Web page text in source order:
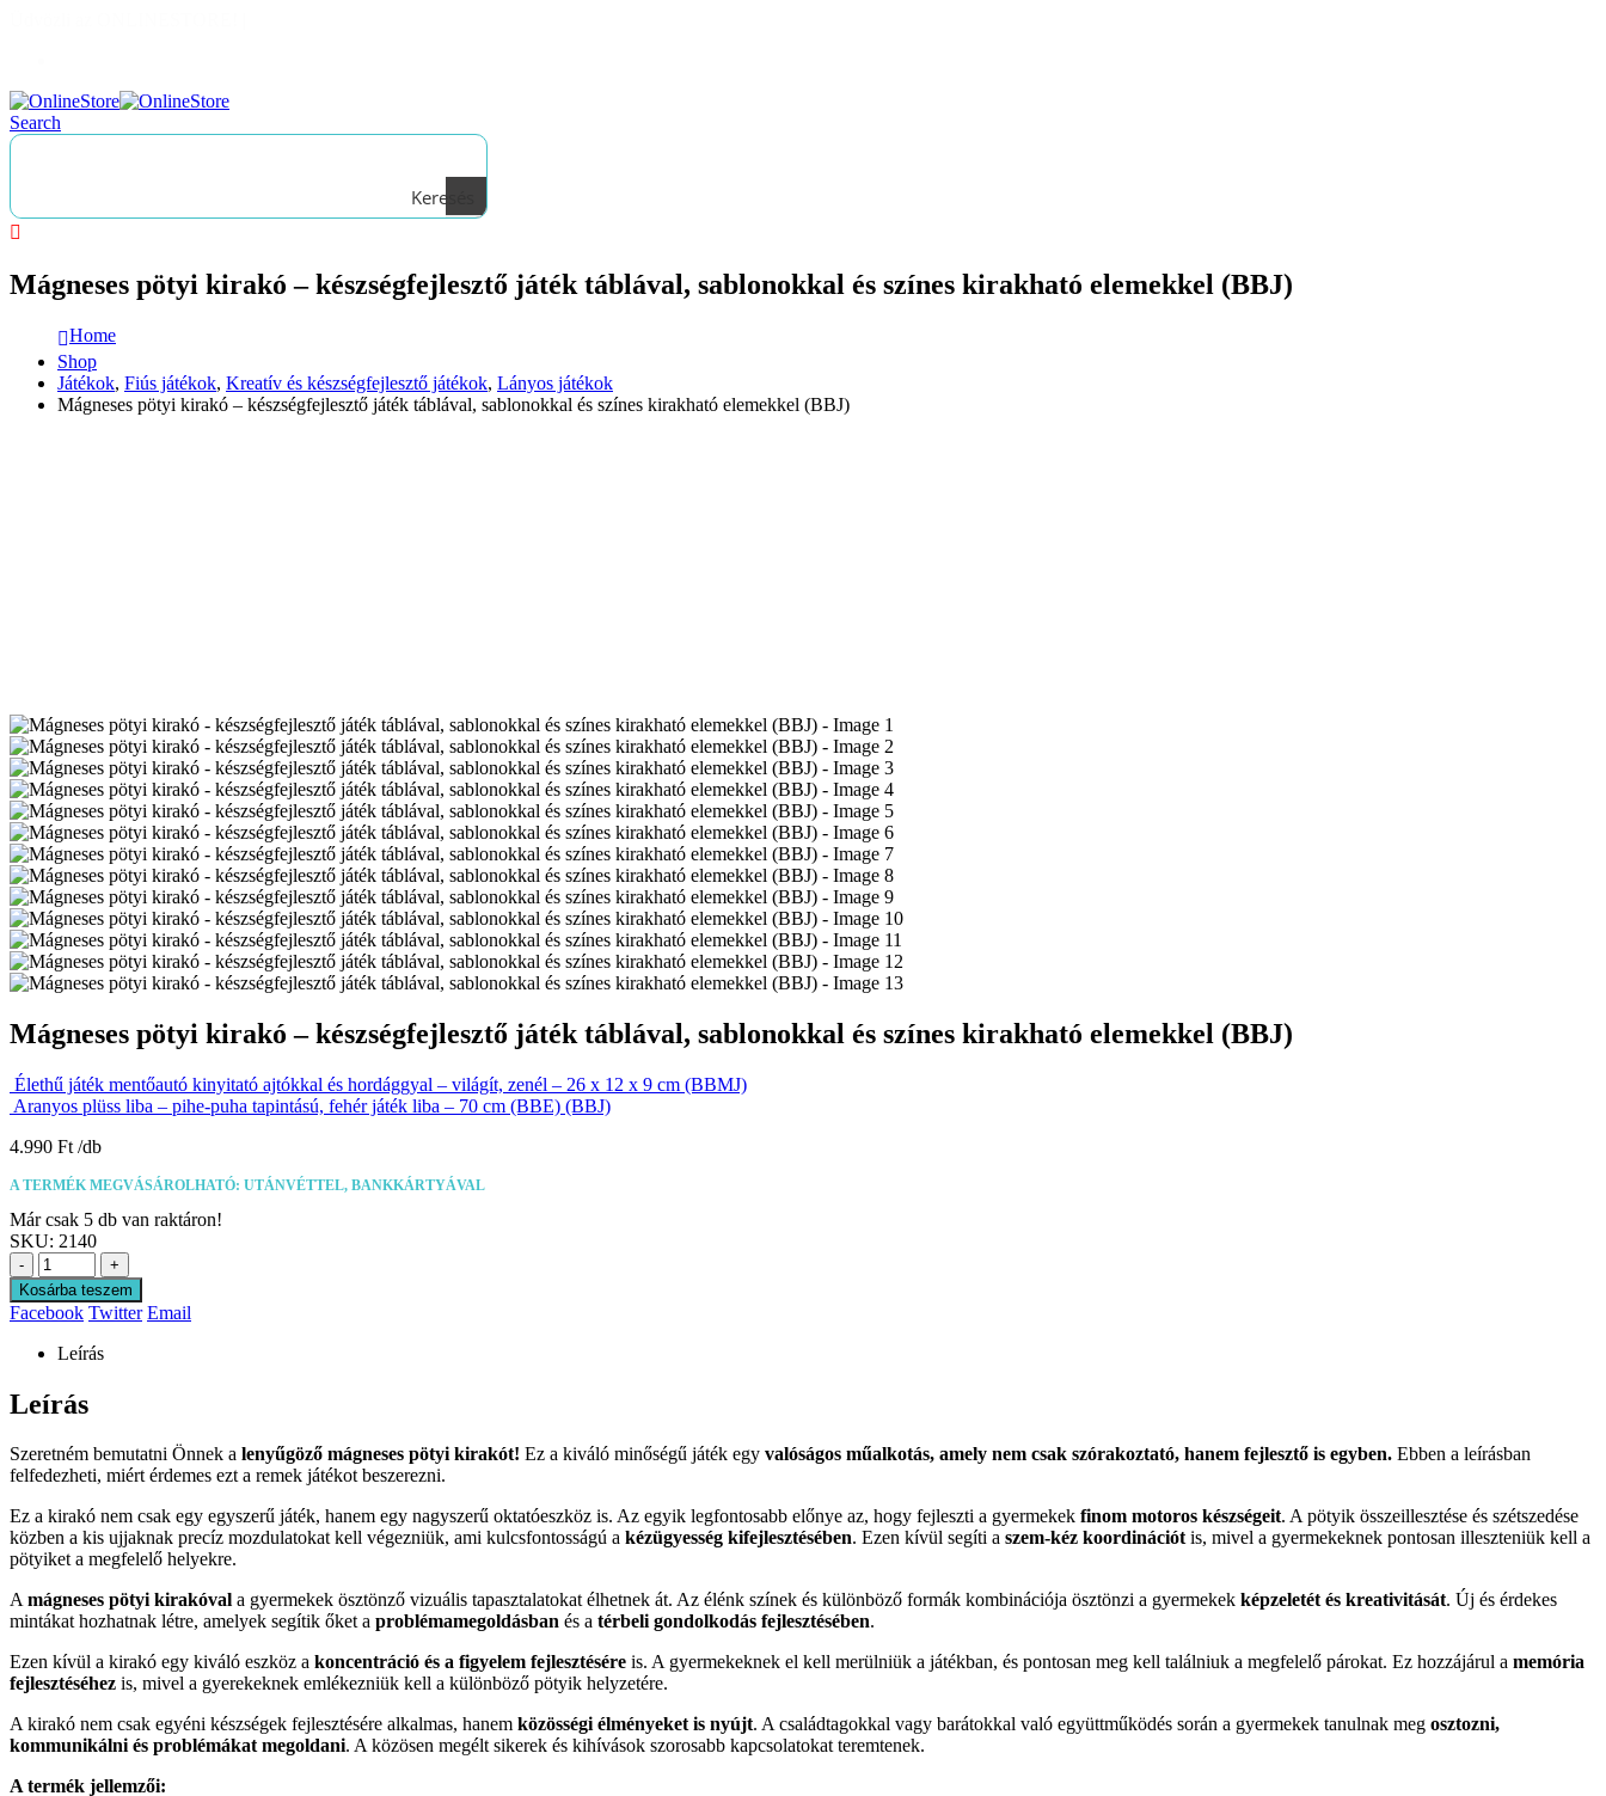
Search
Keresés
Mágneses pötyi kirakó – készségfejlesztő játék táblával, sablonokkal és színes kirakható elemekkel (BBJ)
Home
Shop
Játékok, Fiús játékok, Kreatív és készségfejlesztő játékok, Lányos játékok
Mágneses pötyi kirakó – készségfejlesztő játék táblával, sablonokkal és színes kirakható elemekkel (BBJ)
Mágneses pötyi kirakó – készségfejlesztő játék táblával, sablonokkal és színes kirakható elemekkel (BBJ)
Élethű játék mentőautó kinyitató ajtókkal és hordággyal – világít, zenél – 26 x 12 x 9 cm (BBMJ)
Aranyos plüss liba – pihe-puha tapintású, fehér játék liba – 70 cm (BBE) (BBJ)
4.990 Ft
A TERMÉK MEGVÁSÁROLHATÓ: UTÁNVÉTTEL, BANKKÁRTYÁVAL
Már csak 5 db van raktáron!
SKU: 2140
-
+
Kosárba teszem
Facebook Twitter Email
Leírás
Leírás
Szeretném bemutatni Önnek a lenyűgöző mágneses pötyi kirakót! Ez a kiváló minőségű játék egy valóságos műalkotás, amely nem csak szórakoztató, hanem fejlesztő is egyben. Ebben a leírásban
felfedezheti, miért érdemes ezt a remek játékot beszerezni.
Ez a kirakó nem csak egy egyszerű játék, hanem egy nagyszerű oktatóeszköz is. Az egyik legfontosabb előnye az, hogy fejleszti a gyermekek finom motoros készségeit. A pötyik összeillesztése és szétszedése
közben a kis ujjaknak precíz mozdulatokat kell végezniük, ami kulcsfontosságú a kézügyesség kifejlesztésében. Ezen kívül segíti a szem-kéz koordinációtis, mivel a gyermekeknek pontosan illeszteniük kell a
pötyiket a megfelelő helyekre.
Amágneses pötyi kirakóval a gyermekek ösztönző vizuális tapasztalatokat élhetnek át. Az élénk színek és különböző formák kombinációja ösztönzi a gyermekek képzeletét és kreativitását. Új és érdekes
mintákat hozhatnak létre, amelyek segítik őket a problémamegoldásban és a térbeli gondolkodás fejlesztésében.
Ezen kívül a kirakó egy kiváló eszköz a koncentráció és a figyelem fejlesztésére is. A gyermekeknek el kell merülniük a játékban, és pontosan meg kell találniuk a megfelelő párokat. Ez hozzájárul a memória
fejlesztéséhez is, mivel a gyerekeknek emlékezniük kell a különböző pötyik helyzetére.
A kirakó nem csak egyéni készségek fejlesztésére alkalmas, hanem közösségi élményeket is nyújt. A családtagokkal vagy barátokkal való együttműködés során a gyermekek tanulnak meg osztozni,
kommunikálni és problémákat megoldani. A közösen megélt sikerek és kihívások szorosabb kapcsolatokat teremtenek.
A termék jellemzői: